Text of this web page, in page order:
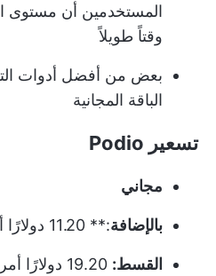
المستخدمين أن مستوى
وقتاً طويلاً
بعض من أفضل أدوات
الباقة المجانية
تسعير Podio
مجاني
بالإضافة:** 11.20 دولارًا أمريكيًا في الشهر
القسط: